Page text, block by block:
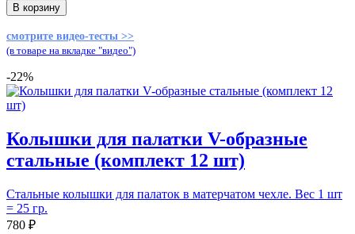
В корзину
смотрите видео-тесты >>
(в товаре на вкладке "видео")
-22%
Колышки для палатки V-образные
стальные (комплект 12 шт)
Стальные колышки для палаток в матерчатом чехле. Вес 1 шт
= 25 гр.
780 ₽